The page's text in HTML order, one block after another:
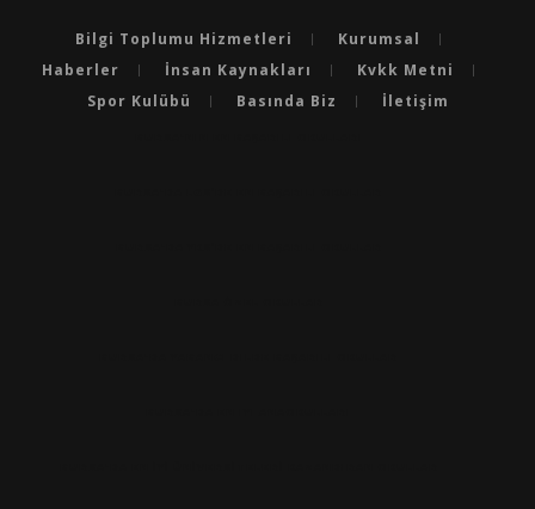
Bilgi Toplumu Hizmetleri
Kurumsal
Haberler
İnsan Kaynakları
Kvkk Metni
Spor Kulübü
Basında Biz İletişim